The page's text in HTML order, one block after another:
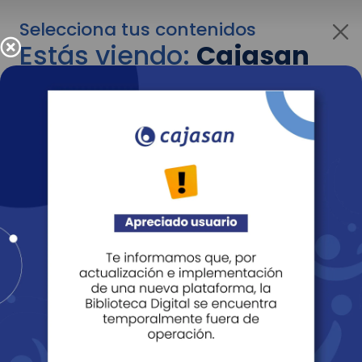
Selecciona tus contenidos
Estás viendo:Cajasan
para personas
Para cambiar al contenido de tu interés más
adelante recuerda utilizar el menú
Entendido